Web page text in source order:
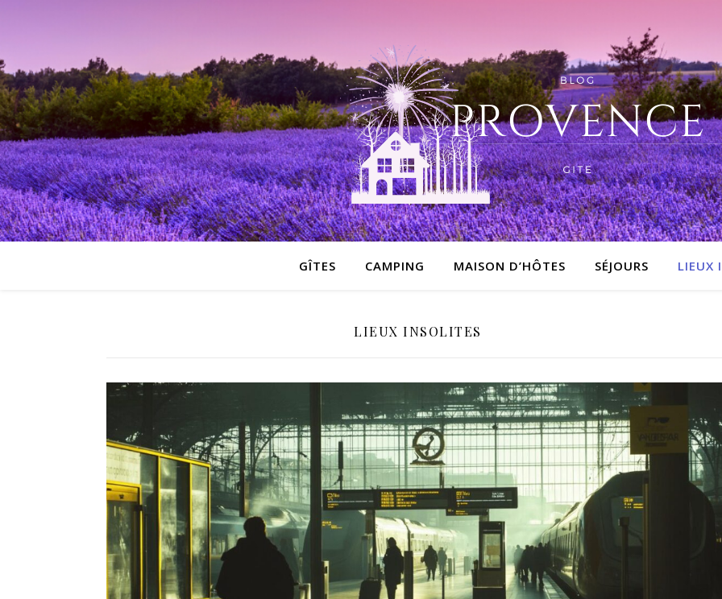
GÎTES CAMPING MAISON D’HÔTES SÉJOURS LIEUX
LIEUX INSOLITES